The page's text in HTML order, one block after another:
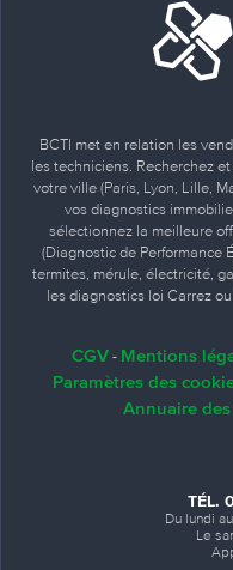
BCTI met en relation les
les techniciens. Recherchez
votre ville (Paris, Lyon, Lille,
vos diagnostics
sélectionnez la meilleure
(Diagnostic de Performance
termites, mérule, électricité,
les diagnostics loi Carrez
CGV - Mentions
Paramètres des
Annuaire
TÉL.
Du lundi
Le